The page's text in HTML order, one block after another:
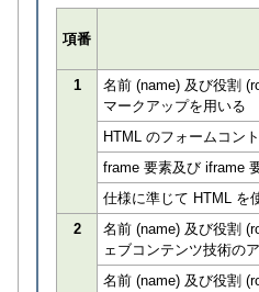
項番
1
名前 (name) 及び役割
マークアップを用いる
HTML のフォームコン
frame 要素及び iframe
仕様に準じて HTML を
2
名前 (name) 及び役割
ェブコンテンツ技術の
名前 (name) 及び役割